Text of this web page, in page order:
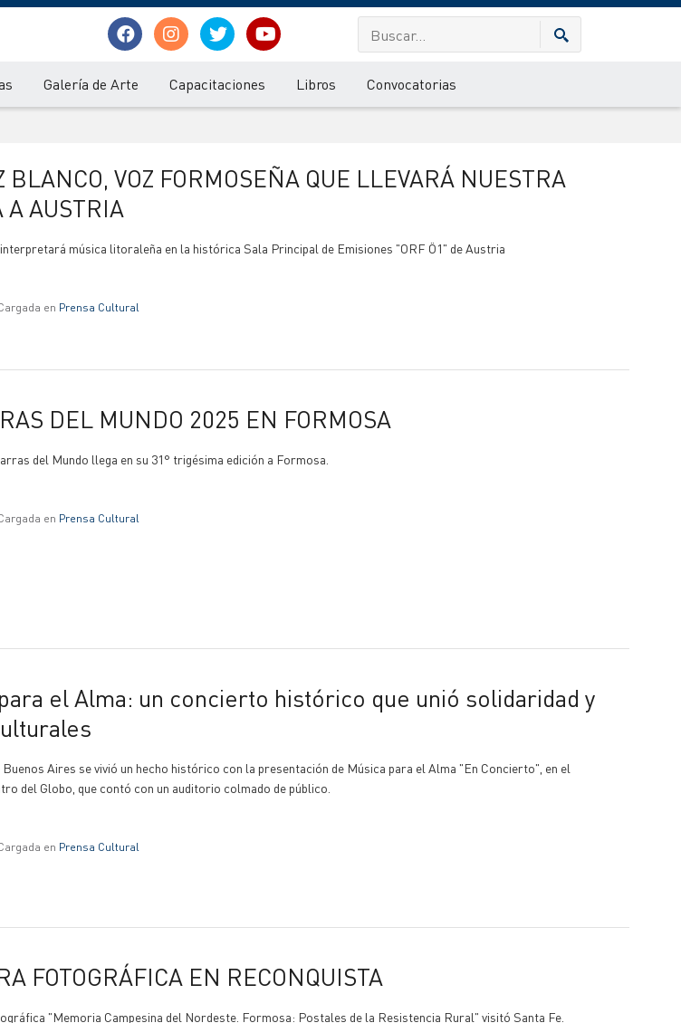
Galería de Arte Capacitaciones Libros Convocatorias
A AUSTRIA
música litoraleña en la histórica Sala Principal de Emisiones "ORF Ö1" de Austria
en Prensa Cultural
DEL MUNDO 2025 EN FORMOSA
del Mundo llega en su 31° trigésima edición a Formosa.
en Prensa Cultural
Buenos Aires se vivió un hecho histórico con la presentación de Música para el Alma "En Concierto", en el
del Globo, que contó con un auditorio colmado de público.
en Prensa Cultural
FOTOGRÁFICA EN RECONQUISTA
"Memoria Campesina del Nordeste. Formosa: Postales de la Resistencia Rural" visitó Santa Fe.